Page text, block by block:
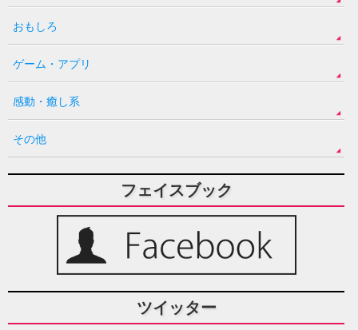
おもしろ
ゲーム・アプリ
感動・癒し系
その他
フェイスブック
ツイッター